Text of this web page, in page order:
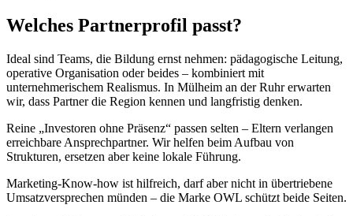
Welches Partnerprofil passt?
Ideal sind Teams, die Bildung ernst nehmen: pädagogische Leitung,
operative Organisation oder beides – kombiniert mit
unternehmerischem Realismus. In Mülheim an der Ruhr erwarten
wir, dass Partner die Region kennen und langfristig denken.
Reine „Investoren ohne Präsenz“ passen selten – Eltern verlangen
erreichbare Ansprechpartner. Wir helfen beim Aufbau von
Strukturen, ersetzen aber keine lokale Führung.
Marketing-Know-how ist hilfreich, darf aber nicht in übertriebene
Umsatzversprechen münden – die Marke OWL schützt beide Seiten.